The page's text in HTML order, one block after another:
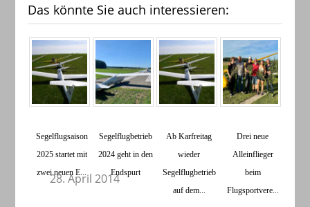
Das könnte Sie auch interessieren:
Segelflugsaison
2025 startet mit
zwei neuen E...
Segelflugbetrieb
2024 geht in den
Endspurt
Ab Karfreitag
wieder
Segelflugbetrieb
auf dem...
​Drei neue
Alleinflieger
beim
Flugsportvere...
28. April 2014